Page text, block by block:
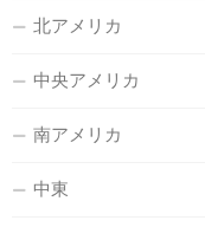
北アメリカ
中央アメリカ
南アメリカ
中東